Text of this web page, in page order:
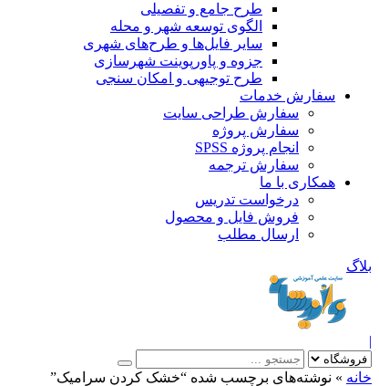
طرح جامع و تفصیلی
الگوی توسعه شهر و محله
سایر فایل‌ها و طرح‌های شهری
جزوه و پاورپوینت شهرسازی
طرح توجیهی و امکان سنجی
سفارش خدمات
سفارش طراحی سایت
سفارش پروژه
انجام پروژه SPSS
سفارش ترجمه
همکاری با ما
درخواست تدریس
فروش فایل و محصول
ارسال مطلب
بلاگ
|
خانه » نوشته‌های برچسب شده “خشک کردن سرامیک”